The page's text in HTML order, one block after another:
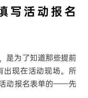
写活动报名
是为了知道那些提前
出现在活动现场。所
活动报名表单的——先